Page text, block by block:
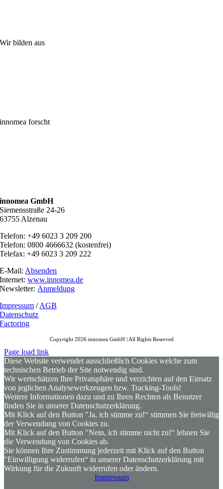
Wir bilden aus
innomea forscht
innomea GmbH
Siemensstraße 24-26
63755 Alzenau
Telefon: +49 6023 3 209 200
Telefon: 0800 4666632 (kostenfrei)
Telefax: +49 6023 3 209 222
E-Mail: Absenden
Internet:www.innomea.de
Newsletter: Anmeldung
Impressum /AGB
Datenschutz
Factoring
Copyright 2026 innomea GmbH | All Rights Reserved
Page load link
Diese Website verwendet ausschließlich Cookies welche zum
technischen Betrieb der Site notwendig sind.
Wir wertschätzen Ihre Privatsphäre und verzichten auf den Einsatz
von jeglichen Analysewerkzeugen bzw. Tracking-Tools!
Weitere Informationen dazu und zu Ihren Rechten als Benutzer
finden Sie in unserer Datenschutzerklärung.
Mit Klick auf den Button "Ja, ich stimme zu!“ stimmen Sie freiwillig
der Verwendung von Cookies zu.
Mit Klick auf den Button "Nein, ich stimme nicht zu!“ lehnen Sie
die Verwendung von Cookies ab.
Sie können Ihre Zustimmung jederzeit mit Klick auf den Button
"Einwilligung widerrufen“ in unserer Datenschutzerklärung mit
Wirkung für die Zukunft widerrufen oder ändern.
Impressum